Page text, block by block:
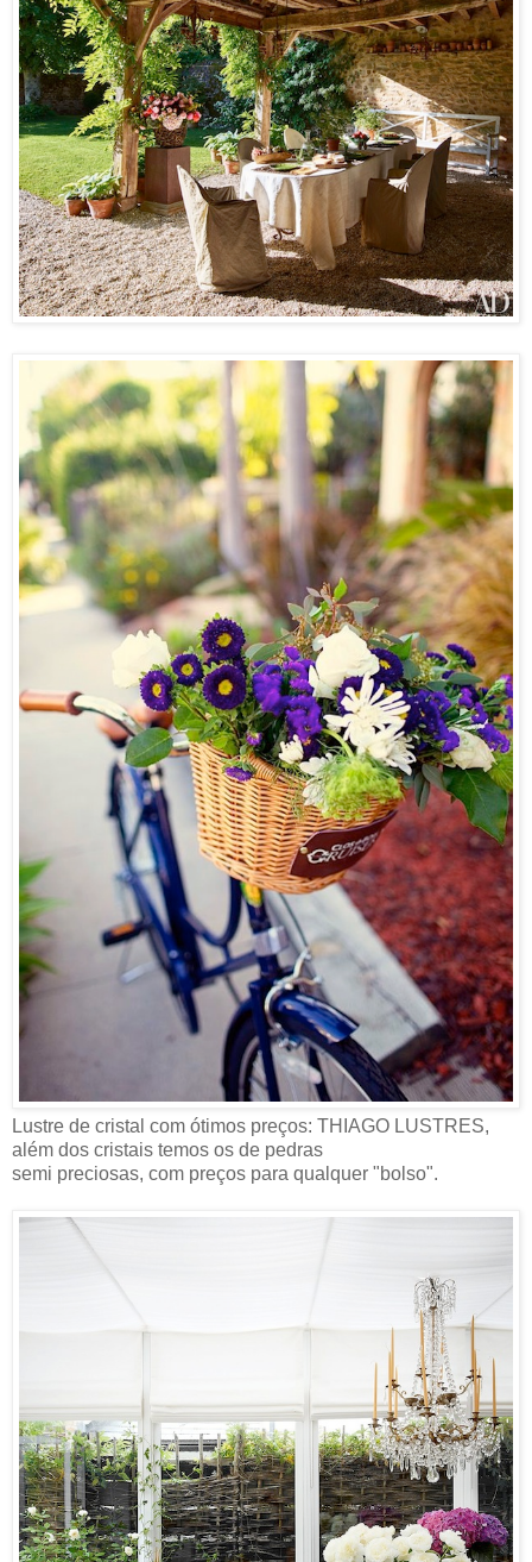
Lustre de cristal com ótimos preços: THIAGO LUSTRES,
além dos cristais temos os de pedras
semi preciosas, com preços para qualquer "bolso".